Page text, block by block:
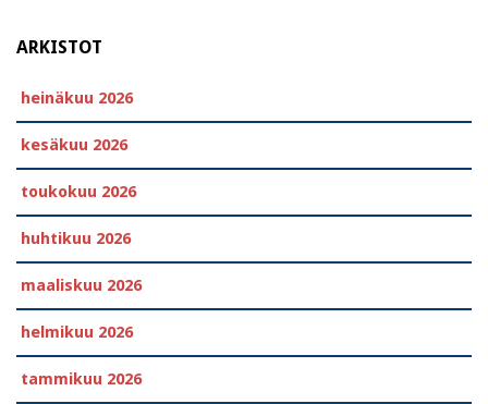
ARKISTOT
heinäkuu 2026
kesäkuu 2026
toukokuu 2026
huhtikuu 2026
maaliskuu 2026
helmikuu 2026
tammikuu 2026